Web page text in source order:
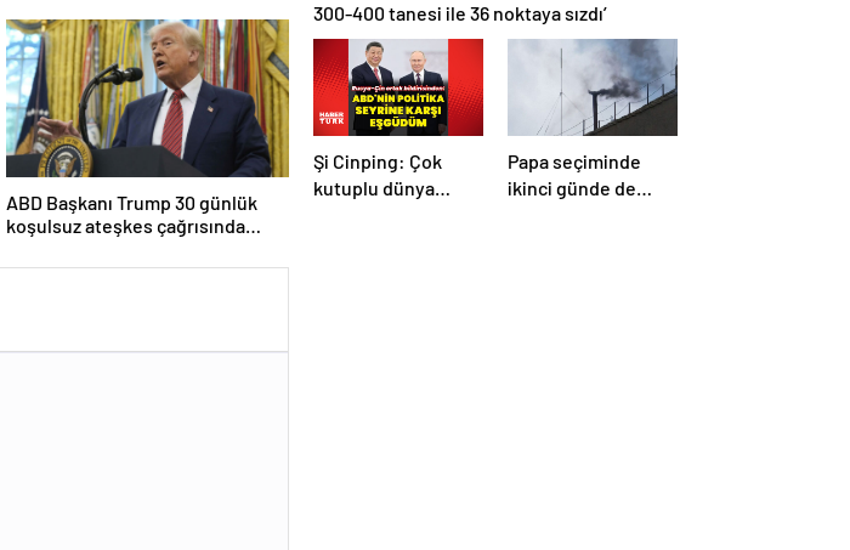
ABD Başkanı Trump 30 günlük
koşulsuz ateşkes çağrısında
300-400 tanesi ile 36 noktaya sızdı’
Şi Cinping: Çok
kutuplu dünya
Papa seçiminde
ikinci günde de